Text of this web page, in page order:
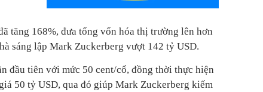
tăng 168%, đưa tổng vốn hóa thị trường lên hơn
sáng lập Mark Zuckerberg vượt 142 tỷ USD.
đầu tiên với mức 50 cent/cổ, đồng thời thực hiện
50 tỷ USD, qua đó giúp Mark Zuckerberg kiếm